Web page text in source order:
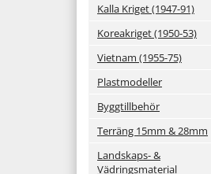
Kalla Kriget (1947-91)
Koreakriget (1950-53)
Vietnam (1955-75)
Plastmodeller
Byggtillbehör
Terräng 15mm & 28mm
Landskaps- &
Vädringsmaterial